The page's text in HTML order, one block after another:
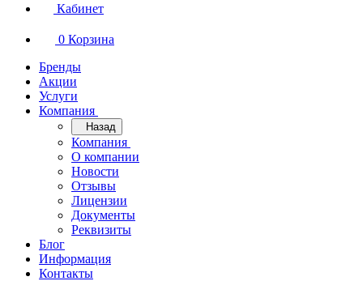
Кабинет
0 Корзина
Бренды
Акции
Услуги
Компания
Назад
Компания
О компании
Новости
Отзывы
Лицензии
Документы
Реквизиты
Блог
Информация
Контакты